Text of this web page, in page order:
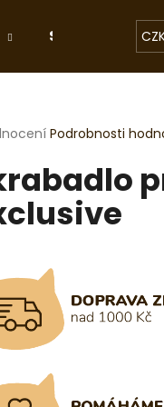
Stelivo
Podrobnosti
HLEDAT